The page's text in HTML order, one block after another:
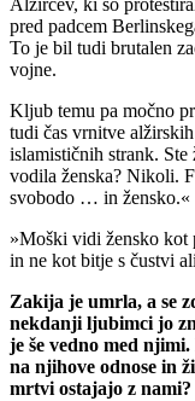
Alžircev, ki so
pred padcem
To je bil tudi brutalen
vojne.
Kljub temu pa močno
tudi čas vrnitve
islamističnih strank.
vodila ženska? Nikoli.
svobodo … in žensko.«
»Moški vidi žensko kot
in ne kot bitje s čustvi
Zakija je umrla, a se
nekdanji ljubimci jo
je še vedno med
na njihove odnose in
mrtvi ostajajo z nami?